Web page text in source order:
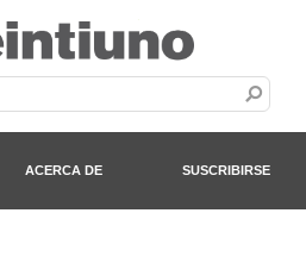
ACERCA DE SUSCRIBIRSE